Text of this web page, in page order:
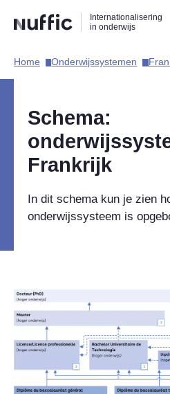
naar
zoekfunctie
naar
hoofdnavigatie
naar
inhoud
Internationalisering
in onderwijs
Hoofdnavigatie
Home​ Onderwijssystemen​
Schema:
Frankrijk
In dit schema kun je zien
onderwijssysteem is